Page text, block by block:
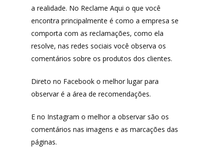
a realidade. No Reclame Aqui o que você
encontra principalmente é como a empresa se
comporta com as reclamações, como ela
resolve, nas redes sociais você observa os
comentários sobre os produtos dos clientes.
Direto no Facebook o melhor lugar para
observar é a área de recomendações.
E no Instagram o melhor a observar são os
comentários nas imagens e as marcações das
páginas.
Cafés
Lista de lojas
Electromarcas
Me Indique uma
Descontos